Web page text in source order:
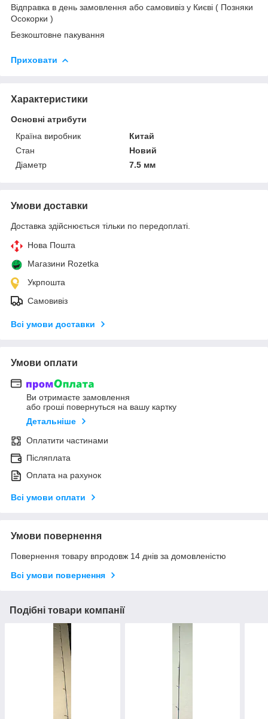
Відправка в день замовлення або самовивіз у Києві ( Позняки
Осокорки )
Безкоштовне пакування
Приховати
Характеристики
Основні атрибути
Країна виробник
Китай
Стан
Новий
Діаметр
7.5 мм
Умови доставки
Доставка здійснюється тільки по передоплаті.
Нова Пошта
Магазини Rozetka
Укрпошта
Самовивіз
Всі умови доставки
Умови оплати
Ви отримаєте замовлення
або гроші повернуться на вашу картку
Детальніше
Оплатити частинами
Післяплата
Оплата на рахунок
Всі умови оплати
Умови повернення
Повернення товару впродовж 14 днів за домовленістю
Всі умови повернення
Подібні товари компанії